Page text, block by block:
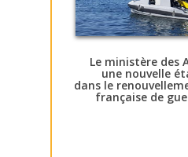
Le ministère des
une nouvelle
dans le
française de